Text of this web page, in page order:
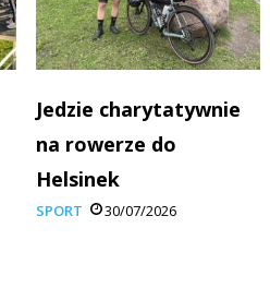
Jedzie charytatywnie
na rowerze do
Helsinek
SPORT 30/07/2026